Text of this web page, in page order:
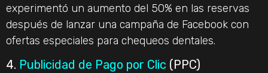
experimentó un aumento del 50% en las reservas
después de lanzar una campaña de Facebook con
ofertas especiales para chequeos dentales.
4. Publicidad de Pago por Clic (PPC)